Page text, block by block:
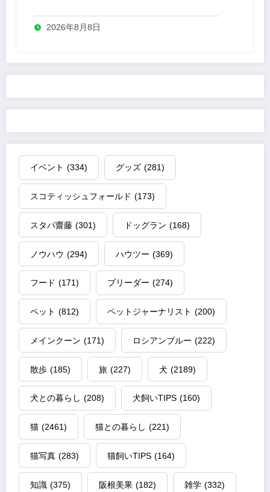
2026年8月8日
イベント (334) グッズ (281)
スコティッシュフォールド (173)
スタパ齋藤 (301) ドッグラン (168)
ノウハウ (294) ハウツー (369)
フード (171) ブリーダー (274)
ペット (812) ペットジャーナリスト (200)
メインクーン (171) ロシアンブルー (222)
散歩 (185) 旅 (227) 犬 (2189)
犬との暮らし (208) 犬飼いTIPS (160)
猫 (2461) 猫との暮らし (221)
猫写真 (283) 猫飼いTIPS (164)
知識 (375) 阪根美果 (182) 雑学 (332)